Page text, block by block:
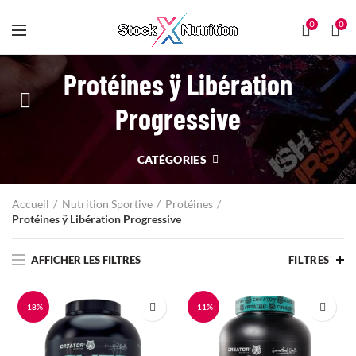
0 0
Protéines ÿ Libération
Progressive
CATÉGORIES
Accueil Nutrition Sportive
Protéines
Protéines ÿ Libération Progressive
AFFICHER LES FILTRES FILTRES
-18% -11%